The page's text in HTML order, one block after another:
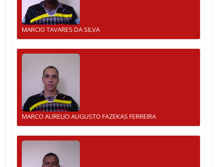
MARCIO TAVARES DA SILVA
MARCO AURELIO AUGUSTO FAZEKAS FERREIRA